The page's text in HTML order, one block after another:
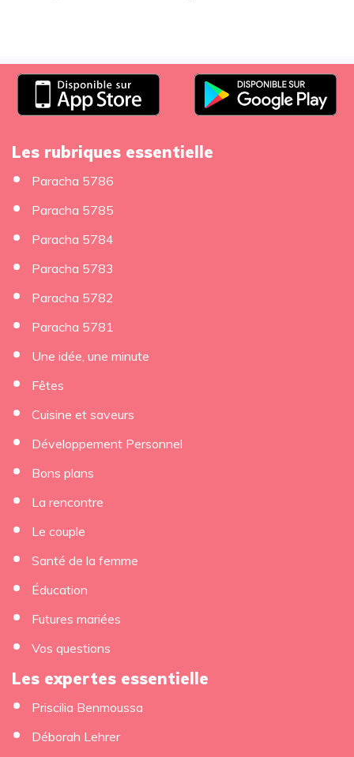
Les rubriques essentielle
Paracha 5786
Paracha 5785
Paracha 5784
Paracha 5783
Paracha 5782
Paracha 5781
Une idée, une minute
Fêtes
Cuisine et saveurs
Développement Personnel
Bons plans
La rencontre
Le couple
Santé de la femme
Éducation
Futures mariées
Vos questions
Les expertes essentielle
Priscilia Benmoussa
Déborah Lehrer